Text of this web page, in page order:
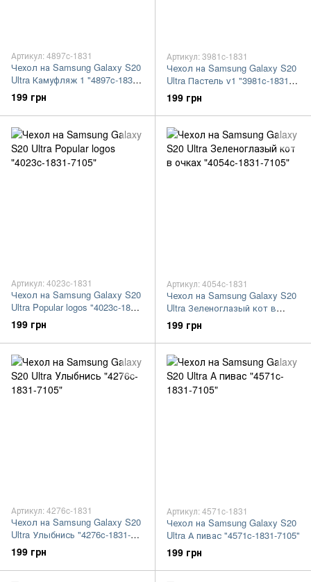
Артикул: 4897c-1831
Чехол на Samsung Galaxy S20
Ultra Камуфляж 1 "4897c-1831-
7105"
199 грн
Артикул: 3981c-1831
Чехол на Samsung Galaxy S20
Ultra Пастель v1 "3981c-1831-
7105"
199 грн
Артикул: 4023c-1831
Чехол на Samsung Galaxy S20
Ultra Popular logos "4023c-1831-
7105"
199 грн
Артикул: 4054c-1831
Чехол на Samsung Galaxy S20
Ultra Зеленоглазый кот в
очках "4054c-1831-7105"
199 грн
Артикул: 4276c-1831
Чехол на Samsung Galaxy S20
Ultra Улыбнись "4276c-1831-
7105"
199 грн
Артикул: 4571c-1831
Чехол на Samsung Galaxy S20
Ultra А пивас "4571c-1831-7105"
199 грн